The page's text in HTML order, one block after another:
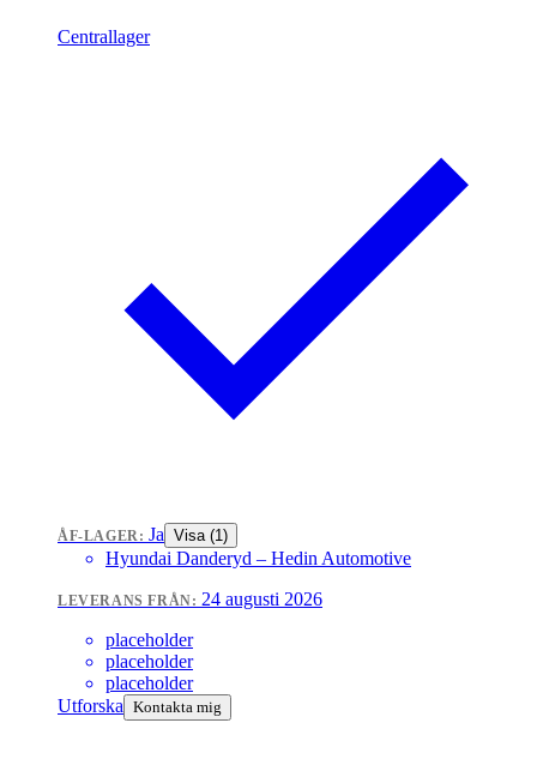
Centrallager
ÅF-LAGER: Ja Visa (1)
Hyundai Danderyd – Hedin Automotive
LEVERANS FRÅN: 24 augusti 2026
placeholder
placeholder
placeholder
Utforska Kontakta mig